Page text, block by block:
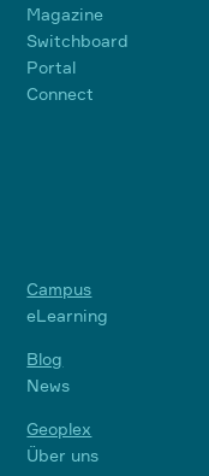
Magazine
Switchboard
Portal
Connect
Campus
eLearning
Blog
News
Geoplex
Über uns